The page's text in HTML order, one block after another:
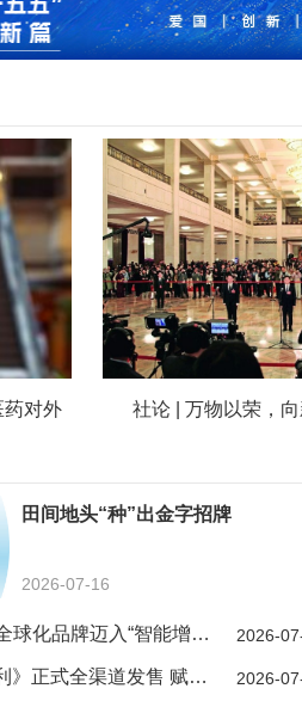
药对外 社论 | 万物以荣，
田间地头“种”出金字招牌
2026-07-16
分析机构：中国全球化品牌迈入“智能增长”新阶段 2026-
何勇著作《AI红利》正式全渠道发售 赋能千行百业价值 2026-